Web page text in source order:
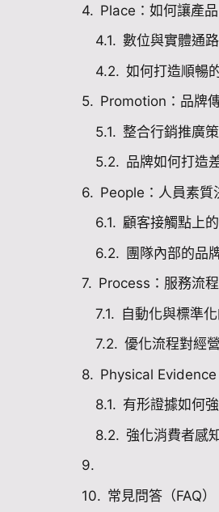
Place：如何讓產
數位與實體通
如何打造順暢
Promotion：品牌
整合行銷推廣
品牌如何打造
People：人員素質
顧客接觸點上
團隊內部的品
Process：服務流
自動化與標準
優化流程對經
Physical
有形證據如何
強化消費者感
常見問答（FAQ）